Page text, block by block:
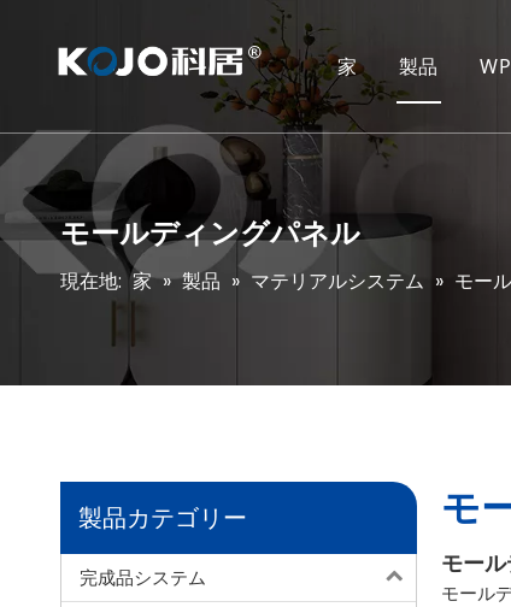
家 製品
モールディングパネル
現在地: 家 » 製品 » マテリアルシステム » モー
製品カテゴリー
完成品システム
モ
モー
モール